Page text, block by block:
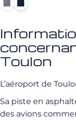
Toulon
L’aéroport de
Sa piste en
des avions